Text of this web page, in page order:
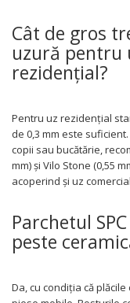
Cât de gros
uzură pentru
rezidențial?
Pentru uz rezidențial
de 0,3 mm este
copii sau bucătărie,
mm) și Vilo Stone (0,55
acoperind și uz
Parchetul
peste
Da, cu condiția că